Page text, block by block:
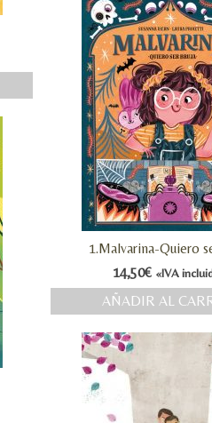
1.Malvarina-Quiero
14,50€ «IVA
AÑADIR AL